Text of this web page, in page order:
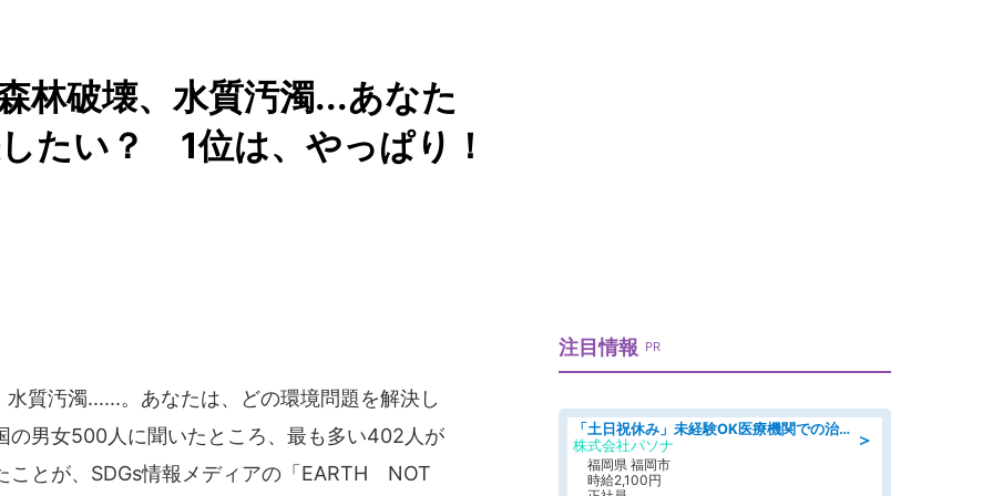
林破壊、水質汚濁...あなた
たい？ 1位は、やっぱり！
質汚濁......。あなたは、どの環境問題を解決し
の男女500人に聞いたところ、最も多い402人が
ことが、SDGs情報メディアの「EARTH NOT
注目情報 PR
＞
「土日祝休み」未経験OK医療機関での治験コーディネーターのお仕事
株式会社パソナ
福岡県 福岡市
時給2,100円